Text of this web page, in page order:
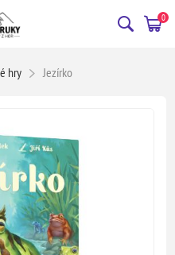
0
hry Jezírko